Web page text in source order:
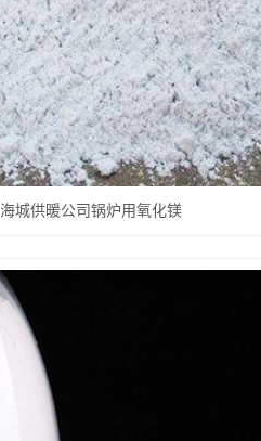
海城供暖公司锅炉用氧化镁